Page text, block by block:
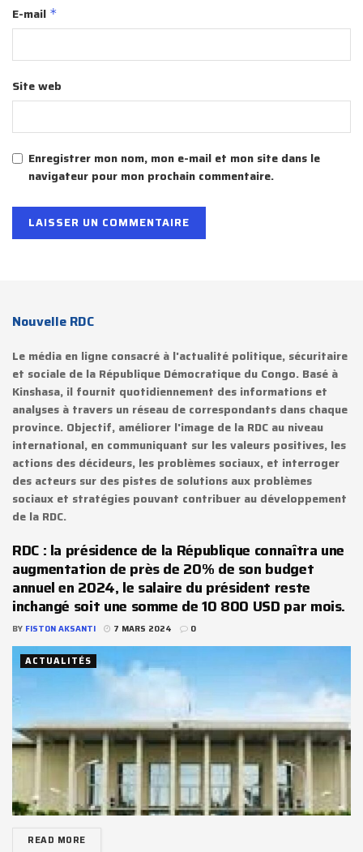
E-mail *
Site web
Enregistrer mon nom, mon e-mail et mon site dans le
navigateur pour mon prochain commentaire.
Nouvelle RDC
Le média en ligne consacré à l'actualité politique, sécuritaire
et sociale de la République Démocratique du Congo. Basé à
Kinshasa, il fournit quotidiennement des informations et
analyses à travers un réseau de correspondants dans chaque
province. Objectif, améliorer l'image de la RDC au niveau
international, en communiquant sur les valeurs positives, les
actions des décideurs, les problèmes sociaux, et interroger
des acteurs sur des pistes de solutions aux problèmes
sociaux et stratégies pouvant contribuer au développement
de la RDC.
RDC : la présidence de la République connaîtra une
augmentation de près de 20% de son budget
annuel en 2024, le salaire du président reste
inchangé soit une somme de 10 800 USD par mois.
BY FISTON AKSANTI 7 MARS 2024 0
ACTUALITÉS
READ MORE